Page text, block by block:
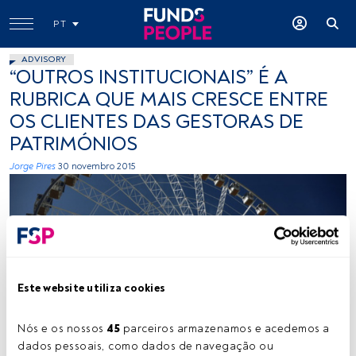
Este website utiliza cookies
Nós e os nossos 45 parceiros armazenamos e acedemos a
dados pessoais, como dados de navegação ou
PT
ADVISORY
“OUTROS INSTITUCIONAIS” É A
RUBRICA QUE MAIS CRESCE ENTRE
OS CLIENTES DAS GESTORAS DE
PATRIMÓNIOS
Jorge Pires 30 novembro 2015